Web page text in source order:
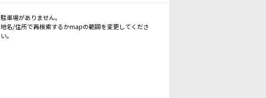
駐車場がありません。
地名/住所で再検索するかmapの範囲を変更してくださ
い。